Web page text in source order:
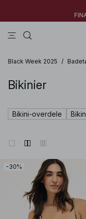
30%
Black Week 2025 /
Bikinier
Bikini-overdele
-30%